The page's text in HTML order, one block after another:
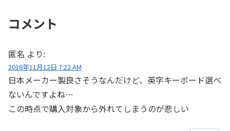
コメント
匿名 より:
2018年11月12日 7:22 AM
日本メーカー製良さそうなんだけど、英字キーボード選べ
ないんですよね…
この時点で購入対象から外れてしまうのが悲しい